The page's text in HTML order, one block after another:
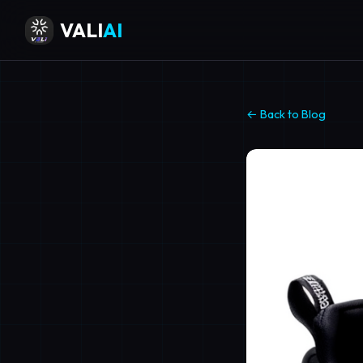
VALIAI
← Back to Blog